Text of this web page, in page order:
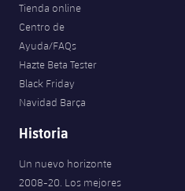
Tienda online
Centro de
Ayuda/FAQs
Hazte Beta Tester
Black Friday
Navidad Barça
Historia
Un nuevo horizonte
2008-20. Los mejores